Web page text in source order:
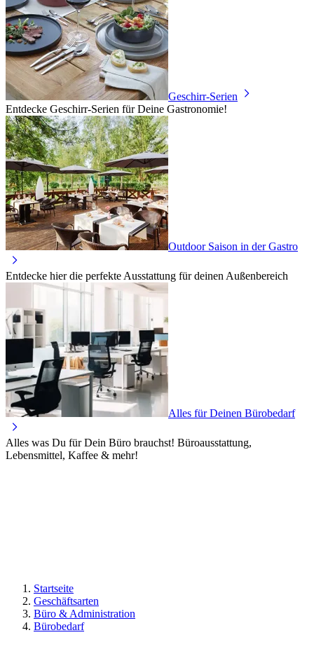
Geschirr-Serien
Entdecke Geschirr-Serien für Deine Gastronomie!
Outdoor Saison in der Gastro
Entdecke hier die perfekte Ausstattung für deinen Außenbereich
Alles für Deinen Bürobedarf
Alles was Du für Dein Büro brauchst! Büroausstattung,
Lebensmittel, Kaffee & mehr!
Startseite
Geschäftsarten
Büro & Administration
Bürobedarf